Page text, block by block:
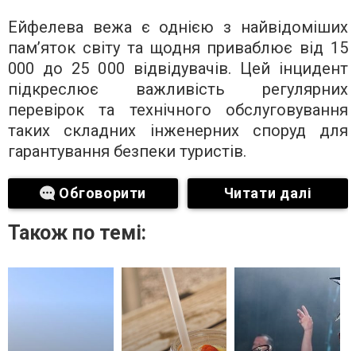
Ейфелева вежа є однією з найвідоміших
пам’яток світу та щодня приваблює від 15
000 до 25 000 відвідувачів. Цей інцидент
підкреслює важливість регулярних
перевірок та технічного обслуговування
таких складних інженерних споруд для
гарантування безпеки туристів.
Обговорити Читати далі
Також по темі: